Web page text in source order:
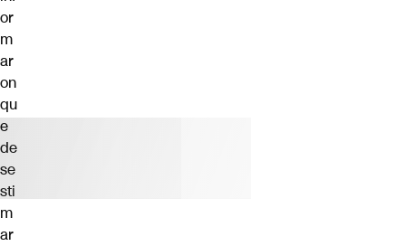
or
m
ar
on
qu
e
de
se
sti
m
ar